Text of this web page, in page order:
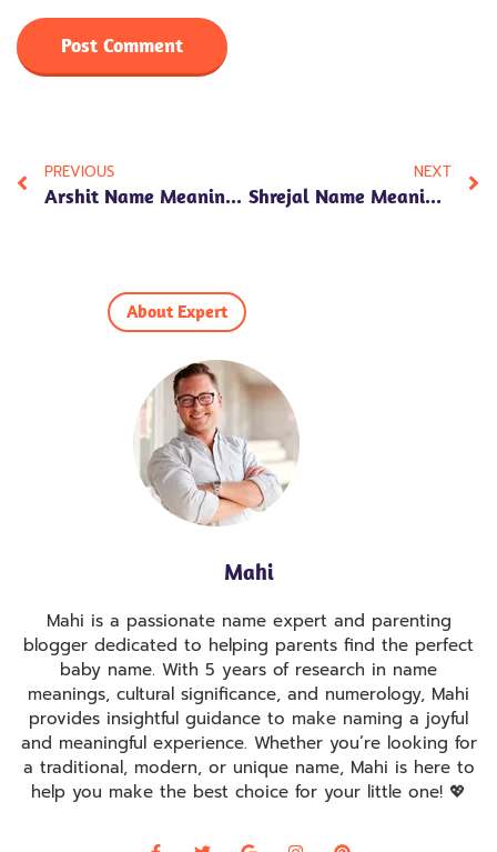
PREVIOUS
Arshit Name Meaning In Hindi: Discover The Depth And Significance
NEXT
Shrejal Name Meaning In Hindi: Explore The Essence And Significance
About Expert
Mahi
Mahi is a passionate name expert and parenting
blogger dedicated to helping parents find the perfect
baby name. With 5 years of research in name
meanings, cultural significance, and numerology, Mahi
provides insightful guidance to make naming a joyful
and meaningful experience. Whether you’re looking for
a traditional, modern, or unique name, Mahi is here to
help you make the best choice for your little one! 💖